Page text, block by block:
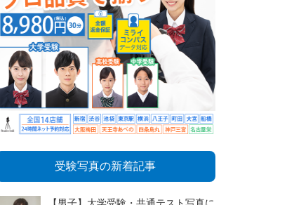
受験写真の新着記事
【男子】大学受験・共通テスト写真に